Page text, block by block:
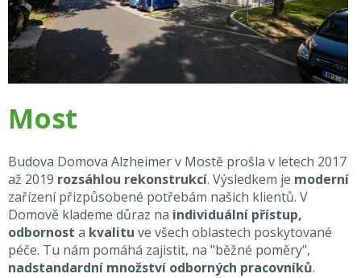
Most
Budova Domova Alzheimer v Mostě prošla v letech 2017
až 2019 rozsáhlou rekonstrukcí. Výsledkem je moderní
zařízení přizpůsobené potřebám našich klientů. V
Domově klademe důraz na individuální přístup,
odbornost a kvalitu ve všech oblastech poskytované
péče. Tu nám pomáhá zajistit, na "běžné poměry",
nadstandardní množství odborných pracovníků.